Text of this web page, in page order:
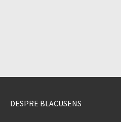
DESPRE BLACUSENS